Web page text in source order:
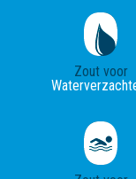
Zout voor